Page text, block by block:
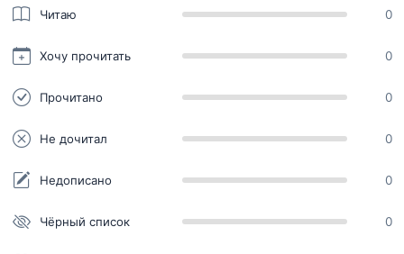
Читаю 0
Хочу прочитать 0
Прочитано 0
Не дочитал 0
Недописано 0
Чёрный список 0